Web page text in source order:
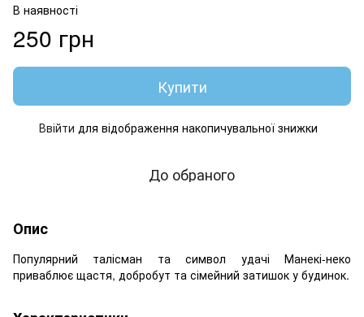
В наявності
250 грн
Купити
Ввійти для відображення накопичувальної знижки
До обраного
Опис
Популярний талісман та символ удачі Манекі-неко
приваблює щастя, добробут та сімейний затишок у будинок.